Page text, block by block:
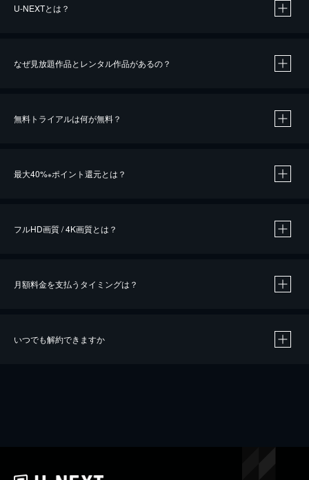
U-NEXTとは？
なぜ見放題作品とレンタル作品があるの？
無料トライアルは何が無料？
最大40%※ポイント還元とは？
※40％ポイント還元の対象は、クレジットカード決済による作品の購入 / レンタルです。
iOSアプリのUコイン決済による作品の購入 / レンタルは、20％のポイント還元です。
フルHD画質 / 4K画質とは？
月額料金を支払うタイミングは？
いつでも解約できますか